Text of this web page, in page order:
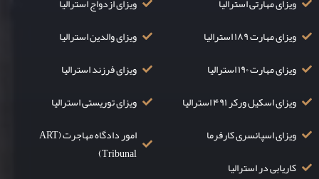
ویزای مهارت ۱۸۹ استرالیا
ویزای مهارت ۱۹۰ استرالیا
ویزای اسکیل ورکر ۴۹۱ استرالیا
ویزای اسپانسری کارفرما
کاریابی در استرالیا
ویزای والدین استرالیا
ویزای فرزند استرالیا
ویزای توریستی استرالیا
امور دادگاه مهاجرت (ART
Tribunal)